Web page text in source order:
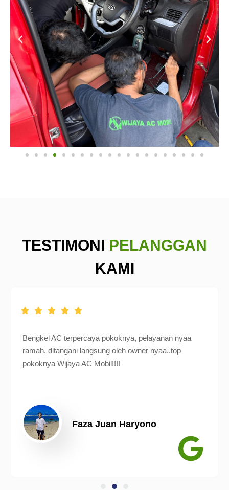
TESTIMONI PELANGGAN
KAMI
Bengkel AC terpercaya pokoknya, pelayanan nyaa
ramah, ditangani langsung oleh owner nyaa..top
pokoknya Wijaya AC Mobil!!!!
Faza Juan Haryono